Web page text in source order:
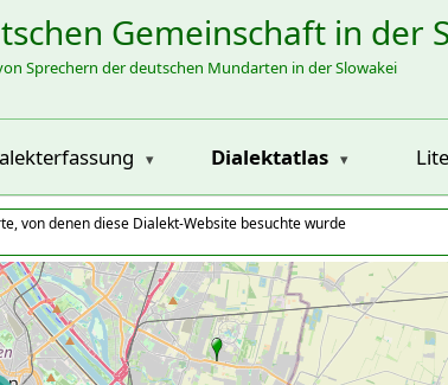
Gemeinschaft in der
Sprechern der deutschen Mundarten in der Slowakei
Dialektatlas
von denen diese Dialekt-Website besuchte wurde